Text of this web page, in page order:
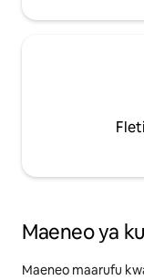
Maeneo ya
Maeneo maarufu